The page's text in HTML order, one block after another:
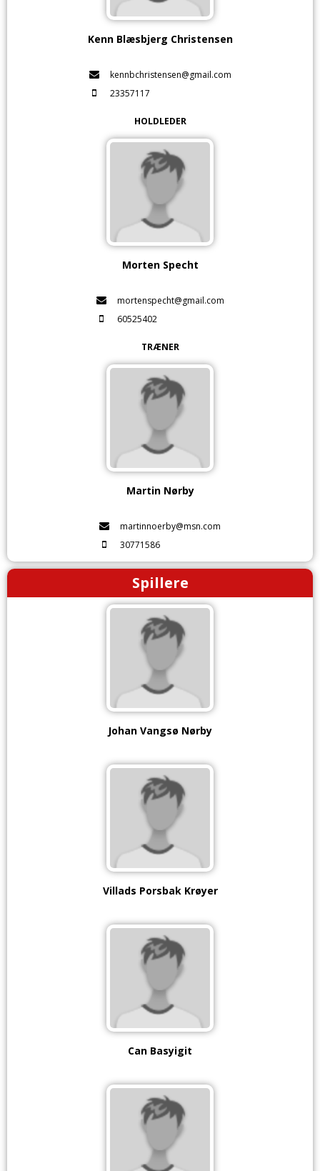
Kenn Blæsbjerg Christensen
kennbchristensen@gmail.com
23357117
HOLDLEDER
Morten Specht
mortenspecht@gmail.com
60525402
TRÆNER
Martin Nørby
martinnoerby@msn.com
30771586
Spillere
Johan Vangsø Nørby
Villads Porsbak Krøyer
Can Basyigit